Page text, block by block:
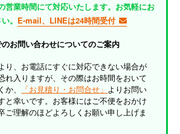
営業時間にて対応いたします。お気軽にお
。 E-mail、LINEは24時間受付
お問い合わせについてのご案内
り、お電話にすぐに対応できない場合が
れ入りますが、その際はお時間をおいて
、
「お見積り・お問合せ」 よりお問い
と幸いです。お客様にはご不便をおかけ
ご理解のほどよろしくお願い申し上げま